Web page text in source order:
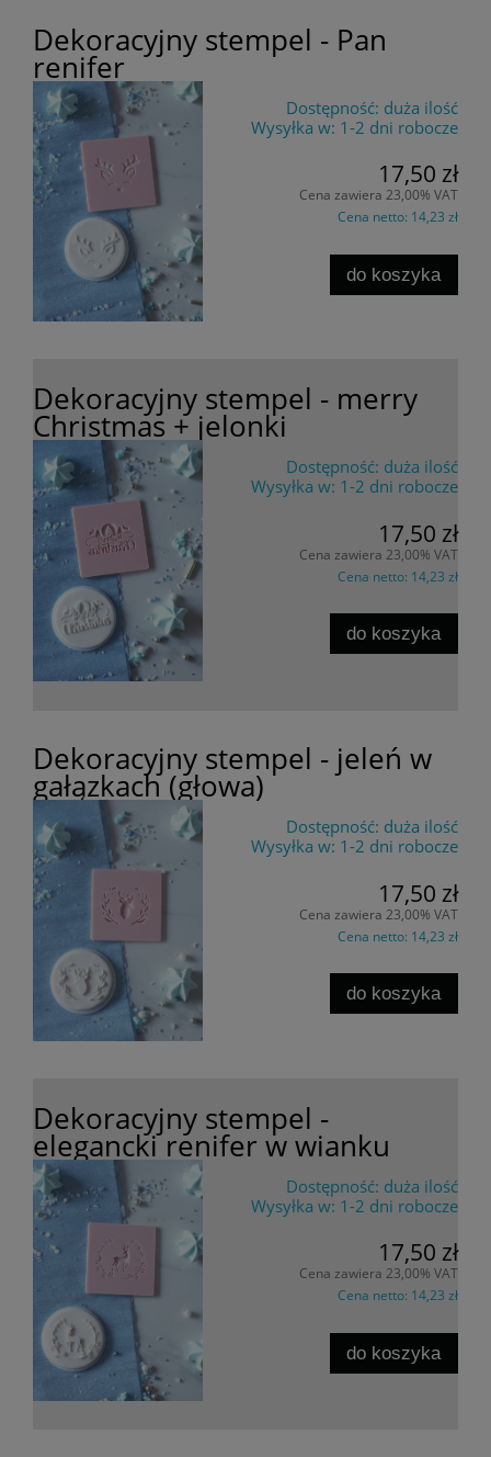
Dekoracyjny stempel - Pan
renifer
Dostępność: duża ilość
Wysyłka w: 1-2 dni robocze
17,50 zł
Cena zawiera 23,00% VAT
Cena netto: 14,23 zł
do koszyka
Dekoracyjny stempel - merry
Christmas + jelonki
Dostępność: duża ilość
Wysyłka w: 1-2 dni robocze
17,50 zł
Cena zawiera 23,00% VAT
Cena netto: 14,23 zł
do koszyka
Dekoracyjny stempel - jeleń w
gałązkach (głowa)
Dostępność: duża ilość
Wysyłka w: 1-2 dni robocze
17,50 zł
Cena zawiera 23,00% VAT
Cena netto: 14,23 zł
do koszyka
Dekoracyjny stempel -
elegancki renifer w wianku
Dostępność: duża ilość
Wysyłka w: 1-2 dni robocze
17,50 zł
Cena zawiera 23,00% VAT
Cena netto: 14,23 zł
do koszyka